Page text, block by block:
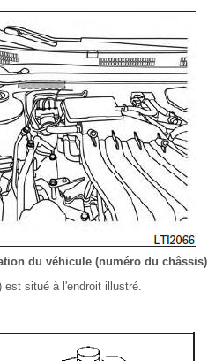
du véhicule (numéro du châssis)
est situé à l'endroit illustré.